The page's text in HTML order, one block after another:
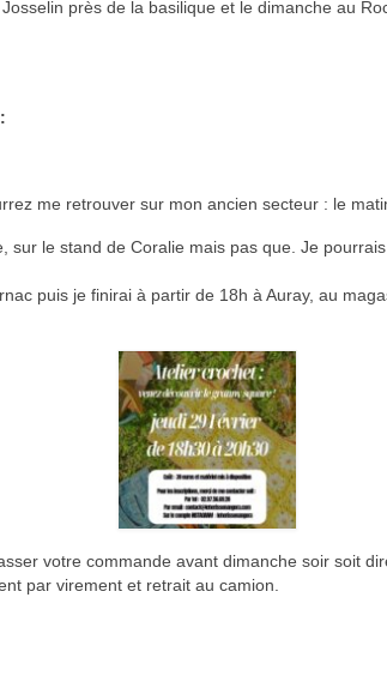
près de la basilique et le dimanche au
me retrouver sur mon ancien secteur : le
sur le stand de Coralie mais pas que. Je
puis je finirai à partir de 18h à Auray, au
votre commande avant dimanche soir soit
par virement et retrait au camion.